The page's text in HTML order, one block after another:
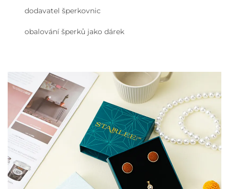
dodavatel šperkovnic
obalování šperků jako dárek